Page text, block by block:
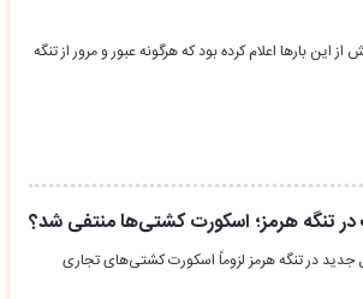
بارها اعلام کرده بود که هرگونه عبور و مرور از تنگه
تنگه هرمز؛ اسکورت کشتی‌ها منتفی شد؟
جدید در تنگه هرمز لزوماً اسکورت کشتی‌های تجاری